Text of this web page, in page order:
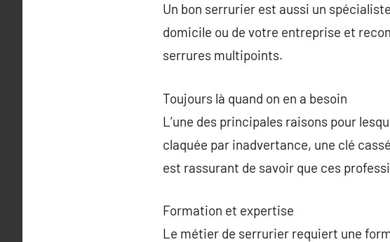
Un bon serrurier est aussi un
domicile ou de votre entreprise et
serrures multipoints.
Toujours là quand on en a besoin
L’une des principales raisons pour
claquée par inadvertance, une clé
est rassurant de savoir que ces
Formation et expertise
Le métier de serrurier requiert une